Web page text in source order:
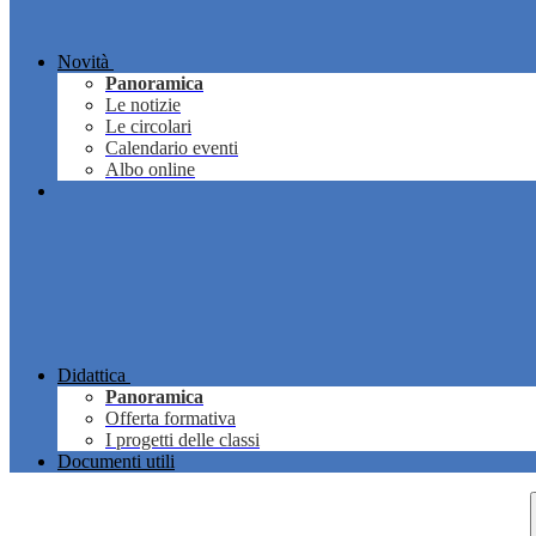
Novità
Panoramica
Le notizie
Le circolari
Calendario eventi
Albo online
Didattica
Panoramica
Offerta formativa
I progetti delle classi
Documenti utili